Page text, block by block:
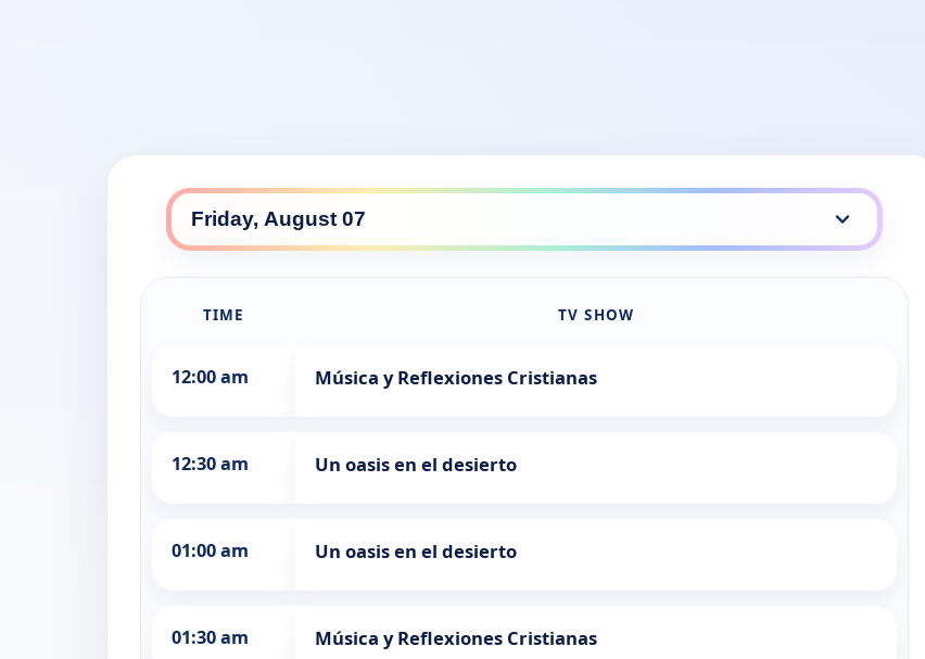
TIME TV SHOW
12:00 am Música y Reflexiones Cristianas
12:30 am Un oasis en el desierto
01:00 am Un oasis en el desierto
01:30 am Música y Reflexiones Cristianas